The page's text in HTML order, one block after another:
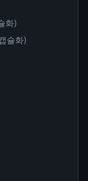
화)
슐화)